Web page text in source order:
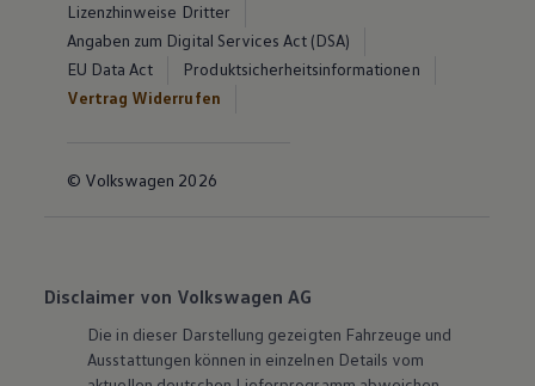
Lizenzhinweise Dritter
Angaben zum Digital Services Act (DSA)
EU Data Act
Produktsicherheitsinformationen
Vertrag Widerrufen
© Volkswagen 2026
Disclaimer von Volkswagen AG
Die in dieser Darstellung gezeigten Fahrzeuge und
Ausstattungen können in einzelnen Details vom